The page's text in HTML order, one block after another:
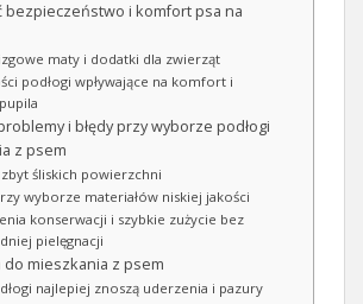
bezpieczeństwo i komfort psa na
maty i dodatki dla zwierząt
podłogi wpływające na komfort i
i błędy przy wyborze podłogi
z psem
śliskich powierzchni
wyborze materiałów niskiej jakości
konserwacji i szybkie zużycie bez
pielęgnacji
do mieszkania z psem
najlepiej znoszą uderzenia i pazury